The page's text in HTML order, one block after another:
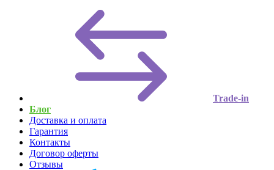
Trade-in
Блог
Доставка и оплата
Гарантия
Контакты
Договор оферты
Отзывы